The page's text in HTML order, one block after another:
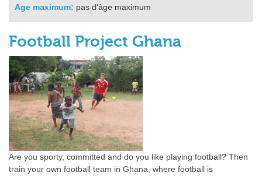
Age maximum: pas d'âge maximum
Football Project Ghana
Are you sporty, committed and do you like playing football? Then
train your own football team in Ghana, where football is